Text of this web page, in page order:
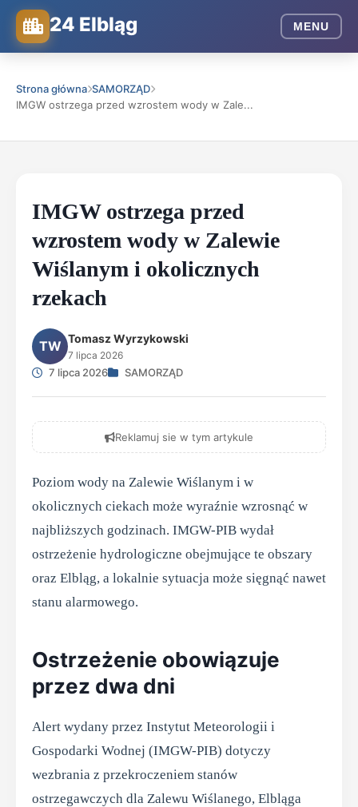
24 Elbląg MENU
Strona główna SAMORZĄD
IMGW ostrzega przed wzrostem wody w Zale...
IMGW ostrzega przed
wzrostem wody w Zalewie
Wiślanym i okolicznych
rzekach
TW Tomasz Wyrzykowski
7 lipca 2026
7 lipca 2026 SAMORZĄD
Reklamuj sie w tym artykule
Poziom wody na Zalewie Wiślanym i w
okolicznych ciekach może wyraźnie wzrosnąć w
najbliższych godzinach. IMGW-PIB wydał
ostrzeżenie hydrologiczne obejmujące te obszary
oraz Elbląg, a lokalnie sytuacja może sięgnąć nawet
stanu alarmowego.
Ostrzeżenie obowiązuje
przez dwa dni
Alert wydany przez Instytut Meteorologii i
Gospodarki Wodnej (IMGW-PIB) dotyczy
wezbrania z przekroczeniem stanów
ostrzegawczych dla Zalewu Wiślanego, Elbląga